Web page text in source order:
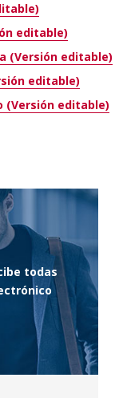
editable)
(Versión editable)
editable)
(Versión editable)
todas